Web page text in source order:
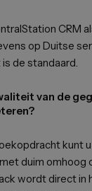
CRM
op Duitse
de standaard.
van de
kunt
duim omhoog
wordt direct in